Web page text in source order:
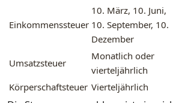
Einkommenssteuer
10. März, 10. Juni,
10. September, 10.
Dezember
Umsatzsteuer
Monatlich oder
vierteljährlich
Körperschaftsteuer Vierteljährlich